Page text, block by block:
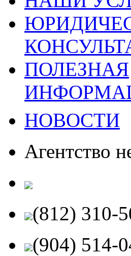
ПОЛЕЗНАЯ
НОВОСТИ
Агентство
(812) 310-
(904) 514-